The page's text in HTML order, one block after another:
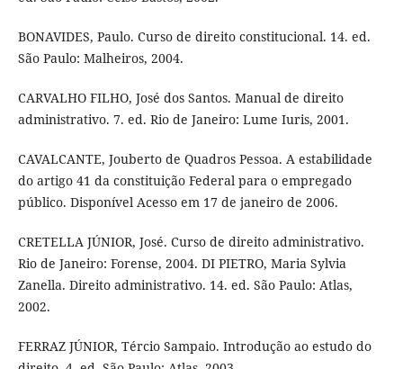
BONAVIDES, Paulo. Curso de direito constitucional. 14. ed.
São Paulo: Malheiros, 2004.
CARVALHO FILHO, José dos Santos. Manual de direito
administrativo. 7. ed. Rio de Janeiro: Lume Iuris, 2001.
CAVALCANTE, Jouberto de Quadros Pessoa. A estabilidade
do artigo 41 da constituição Federal para o empregado
público. Disponível Acesso em 17 de janeiro de 2006.
CRETELLA JÚNIOR, José. Curso de direito administrativo.
Rio de Janeiro: Forense, 2004. DI PIETRO, Maria Sylvia
Zanella. Direito administrativo. 14. ed. São Paulo: Atlas,
2002.
FERRAZ JÚNIOR, Tércio Sampaio. Introdução ao estudo do